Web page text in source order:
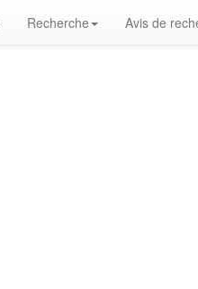
Recherche Avis de